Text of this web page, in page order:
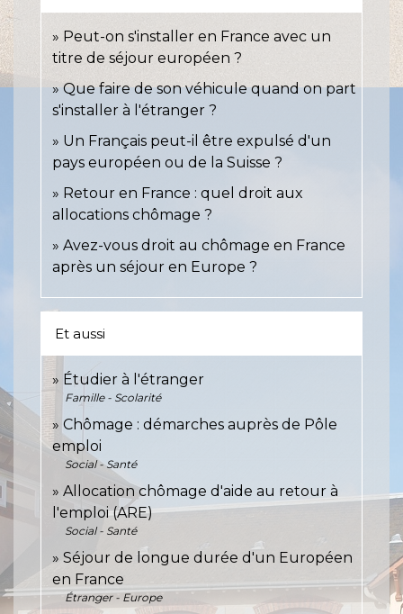
Peut-on s'installer en France avec un
titre de séjour européen ?
Que faire de son véhicule quand on part
s'installer à l'étranger ?
Un Français peut-il être expulsé d'un
pays européen ou de la Suisse ?
Retour en France : quel droit aux
allocations chômage ?
Avez-vous droit au chômage en France
après un séjour en Europe ?
Et aussi
Étudier à l'étranger
Famille - Scolarité
Chômage : démarches auprès de Pôle
emploi
Social - Santé
Allocation chômage d'aide au retour à
l'emploi (ARE)
Social - Santé
Séjour de longue durée d'un Européen
en France
Étranger - Europe